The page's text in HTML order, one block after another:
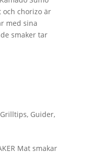
och chorizo är
med sina
smaker tar
Grilltips, Guider,
Mat smakar